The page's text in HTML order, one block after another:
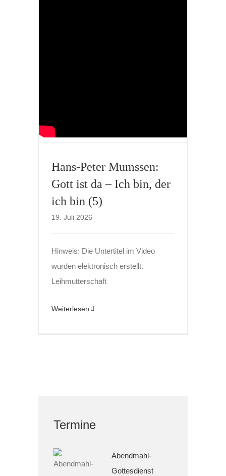
Hans-Peter Mumssen:
Gott ist da – Ich bin, der
ich bin (5)
19. Juli 2026
Hinweis: Die Untertitel im Video
wurden elektronisch erstellt.
Leihmutterschaft
Weiterlesen
Termine
Abendmahl-
Gottesdienst